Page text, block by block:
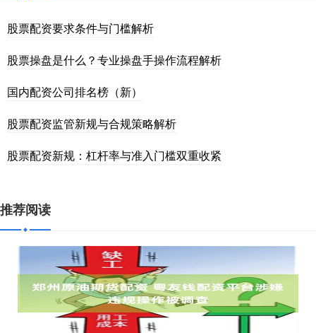
股票配资要求条件与门槛解析
股票操盘是什么？专业操盘手操作流程解析
国内配资公司排名榜（新）
股票配资监管新规与合规策略解析
股票配资新规：杠杆率与准入门槛双重收紧
推荐阅读